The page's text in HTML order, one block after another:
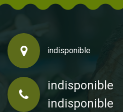
indisponible
indisponible
indisponible